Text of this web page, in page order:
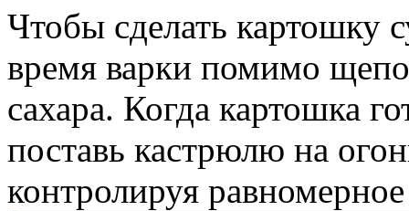
Чтобы сделать картошку
время варки помимо
сахара. Когда картошка
поставь кастрюлю на
контролируя